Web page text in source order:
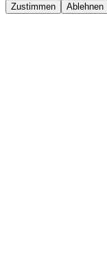
Zustimmen Ablehnen